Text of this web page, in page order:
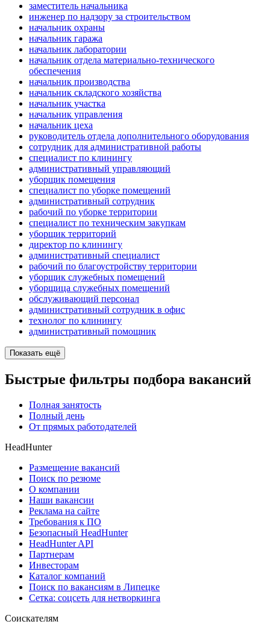
заместитель начальника
инженер по надзору за строительством
начальник охраны
начальник гаража
начальник лаборатории
начальник отдела материально-технического
обеспечения
начальник производства
начальник складского хозяйства
начальник участка
начальник управления
начальник цеха
руководитель отдела дополнительного оборудования
сотрудник для административной работы
специалист по клинингу
административный управляющий
уборщик помещения
специалист по уборке помещений
административный сотрудник
рабочий по уборке территории
специалист по техническим закупкам
уборщик территорий
директор по клинингу
административный специалист
рабочий по благоустройству территории
уборщик служебных помещений
уборщица служебных помещений
обслуживающий персонал
административный сотрудник в офис
технолог по клинингу
административный помощник
Показать ещё
Быстрые фильтры подбора вакансий
Полная занятость
Полный день
От прямых работодателей
HeadHunter
Размещение вакансий
Поиск по резюме
О компании
Наши вакансии
Реклама на сайте
Требования к ПО
Безопасный HeadHunter
HeadHunter API
Партнерам
Инвесторам
Каталог компаний
Поиск по вакансиям в Липецке
Сетка: соцсеть для нетворкинга
Соискателям